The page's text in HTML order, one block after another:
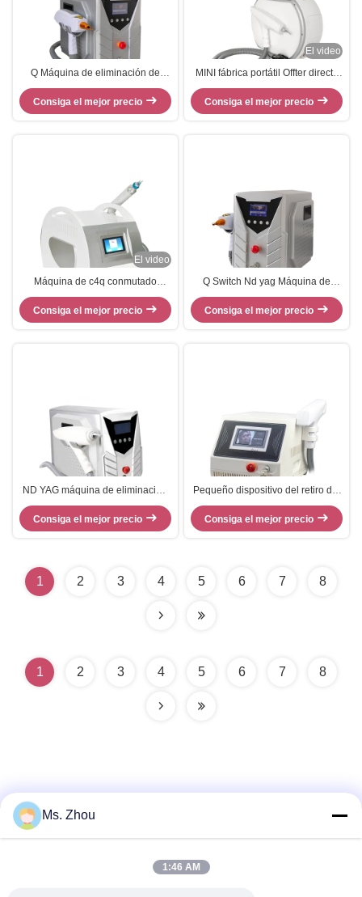
Q Máquina de eliminación de
tatuajes con láser ND YAG con
longitud de onda de 1064nm
532nm
Consiga el mejor precio
El video
MINI fábrica portátil Offter directo
1064 del uso en el hogar del
estilo 532 retiro del tatuaje del
laser del ND YAG del interruptor
Consiga el mejor precio
El video
Máquina de c4q conmutado
portátil del retiro del pigmento del
laser del Nd Yag para la clínica y
el hospital
Consiga el mejor precio
Q Switch Nd yag Máquina de
eliminación de tatuajes láser para
eliminar las pecas
Consiga el mejor precio
ND YAG máquina de eliminación
de tatuajes láser para eliminar las
pecas y el pigmento de la edad
Consiga el mejor precio
Pequeño dispositivo del retiro del
pigmento del retiro del tatuaje del
laser del Nd Yag del caso del
poder grande
Consiga el mejor precio
1 2 3 4 5 6 7 8
1 2 3 4 5 6 7 8
Ms. Zhou
1:46 AM